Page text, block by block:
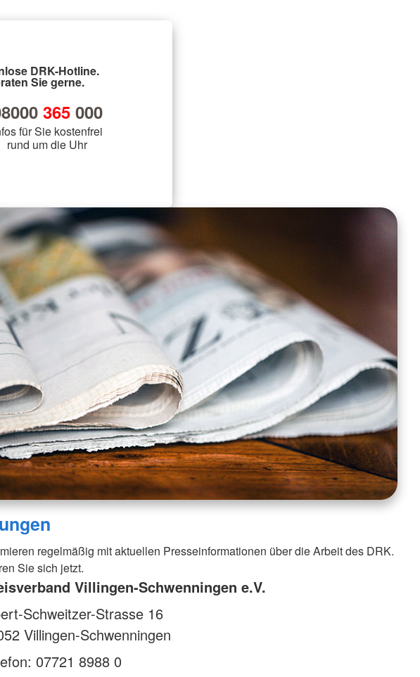
DRK-Hotline.
Sie gerne.
365000
für Sie kostenfrei
rund um die Uhr
regelmäßig mit aktuellen Presseinformationen über die Arbeit des DRK.
Sie sich jetzt.
Villingen-Schwenningen e.V.
Schweitzer-Strasse 16
Villingen-Schwenningen
07721 8988 0